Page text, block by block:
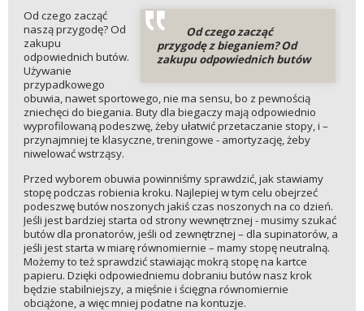
Od czego zacząć
przygodę z bieganiem? Od
zakupu odpowiednich butów
Od czego zacząć
naszą przygodę? Od
zakupu
odpowiednich butów.
Używanie
przypadkowego
obuwia, nawet sportowego, nie ma sensu, bo z pewnością
zniechęci do biegania. Buty dla biegaczy mają odpowiednio
wyprofilowaną podeszwę, żeby ułatwić przetaczanie stopy, i –
przynajmniej te klasyczne, treningowe - amortyzację, żeby
niwelować wstrząsy.
Przed wyborem obuwia powinniśmy sprawdzić, jak stawiamy
stopę podczas robienia kroku. Najlepiej w tym celu obejrzeć
podeszwę butów noszonych jakiś czas noszonych na co dzień.
Jeśli jest bardziej starta od strony wewnętrznej - musimy szukać
butów dla pronatorów, jeśli od zewnętrznej – dla supinatorów, a
jeśli jest starta w miarę równomiernie – mamy stopę neutralną.
Możemy to też sprawdzić stawiając mokrą stopę na kartce
papieru. Dzięki odpowiedniemu dobraniu butów nasz krok
będzie stabilniejszy, a mięśnie i ścięgna równomiernie
obciążone, a więc mniej podatne na kontuzje.